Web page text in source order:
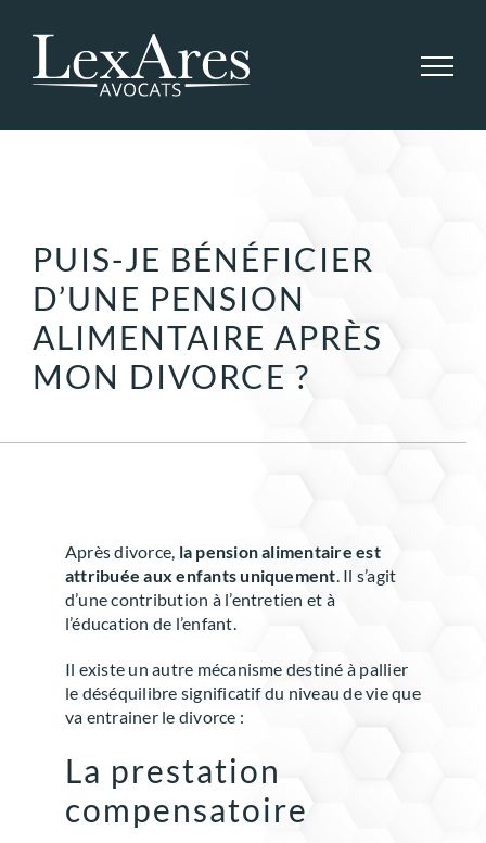
PUIS-JE BÉNÉFICIER
D’UNE PENSION
ALIMENTAIRE APRÈS
MON DIVORCE ?
Après divorce, la pension alimentaire est
attribuée aux enfants uniquement. Il s’agit
d’une contribution à l’entretien et à
l’éducation de l’enfant.
Il existe un autre mécanisme destiné à pallier
le déséquilibre significatif du niveau de vie que
va entrainer le divorce :
La prestation
compensatoire